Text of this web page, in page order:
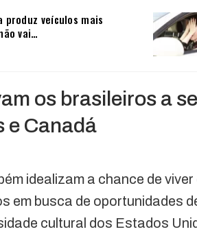
produz veículos mais
vai…
os brasileiros a
e Canadá
idealizam a chance de
em busca de oportunidades
cultural dos Estados